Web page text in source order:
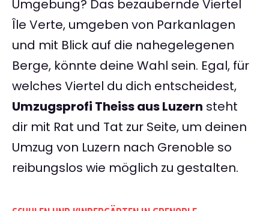
Umgebung? Das bezaubernde Viertel
Île Verte, umgeben von Parkanlagen
und mit Blick auf die nahegelegenen
Berge, könnte deine Wahl sein. Egal, für
welches Viertel du dich entscheidest,
Umzugsprofi Theiss aus Luzern steht
dir mit Rat und Tat zur Seite, um deinen
Umzug von Luzern nach Grenoble so
reibungslos wie möglich zu gestalten.